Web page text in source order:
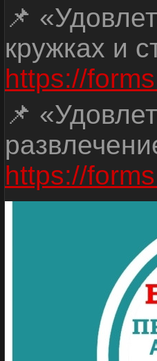
📌
кружках и
https://
📌
https://